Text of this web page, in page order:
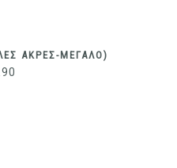
ΑΚΡΕΣ-ΜΕΓΑΛΟ)